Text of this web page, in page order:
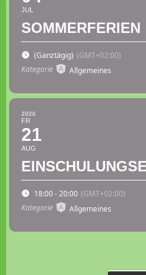
JUL
SOMMERFERIEN
(Ganztägig) (GMT+02:00)
Kategorie
Allgemeines
2026
FR
21
AUG
18:00 - 20:00 (GMT+02:00)
Kategorie
Allgemeines